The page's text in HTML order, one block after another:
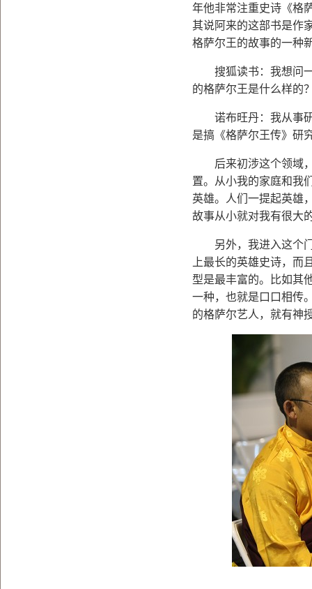
年他非常注重史诗《格
其说阿来的这部书是作
格萨尔王的故事的一种
搜狐读书：我想问一
的格萨尔王是什么样的
诺布旺丹：我从事研
是搞《格萨尔王传》研
后来初涉这个领域，
置。从小我的家庭和我
英雄。人们一提起英雄
故事从小就对我有很大
另外，我进入这个门
上最长的英雄史诗，
型是最丰富的。比如其
一种，也就是口口相传
的格萨尔艺人，就有神